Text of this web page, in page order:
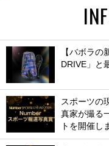
【バボラ
DRIVE」と
スポーツの
真家が撮る
トを開催し